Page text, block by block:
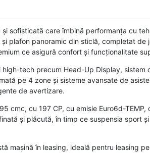
sofisticată care îmbină performanța cu
plafon panoramic din sticlă, completat
ce asigură confort și funcționalitate
tech precum Head-Up Display,
pe 4 zone și sisteme avansate de
de avertizare.
cmc, cu 197 CP, cu emisie Euro6d-
și plăcută, în timp ce suspensia sport
mașină în leasing, ideală pentru leasing